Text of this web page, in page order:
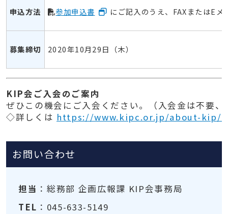
申込方法 参加申込書 にご記入のうえ、FAXまたはE
募集締切 2020年10月29日（木）
KIP会ご入会のご案内
ぜひこの機会にご入会ください。（入会金は不要
◇詳しくは https://www.kipc.or.jp/about-kip/
お問い合わせ
担当 ：総務部 企画広報課 KIP会事務局
TEL ：045-633-5149